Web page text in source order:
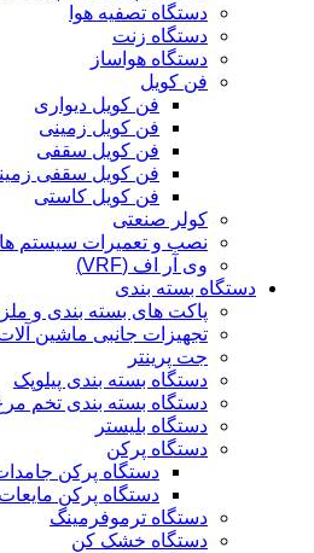
دستگاه تصفیه هوا
دستگاه زنت
دستگاه هواساز
فن کویل
فن کویل دیواری
فن کویل زمینی
فن کویل سقفی
فن کویل سقفی
فن کویل کاستی
کولر صنعتی
نصب و تعمیرات سیستم
وی آر اف (VRF)
دستگاه بسته بندی
پاکت های بسته بندی و
تجهیزات جانبی ماشین
جت پرینتر
دستگاه بسته بندی پیلوپک
دستگاه بسته بندی تخم
دستگاه بلیستر
دستگاه پرکن
دستگاه پرکن
دستگاه پرکن مایعات
دستگاه ترموفرمینگ
دستگاه خشک کن